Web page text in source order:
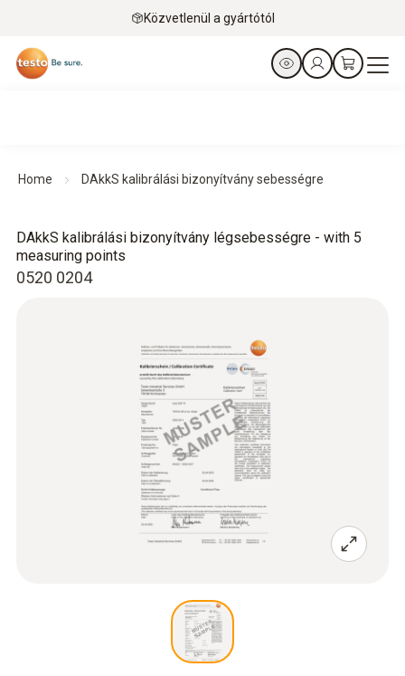
Közvetlenül a gyártótól
Home DAkkS kalibrálási bizonyítvány sebességre
0520 0204
DAkkS kalibrálási bizonyítvány légsebességre - with 5
measuring points